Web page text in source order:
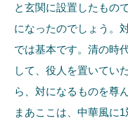
と玄関に設置したもの
になったのでしょう。
では基本です。清の時
して、役人を置いてい
ら、対になるものを尊
まあここは、中華風に